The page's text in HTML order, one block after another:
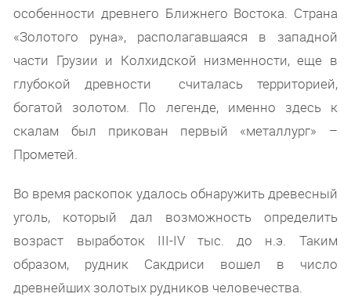
особенности древнего Ближнего Востока. Страна
«Золотого руна», располагавшаяся в западной
части Грузии и Колхидской низменности, еще в
глубокой древности считалась территорией,
богатой золотом. По легенде, именно здесь к
скалам был прикован первый «металлург» –
Прометей.
Во время раскопок удалось обнаружить древесный
уголь, который дал возможность определить
возраст выработок III-IV тыс. до н.э. Таким
образом, рудник Сакдриси вошел в число
древнейших золотых рудников человечества.